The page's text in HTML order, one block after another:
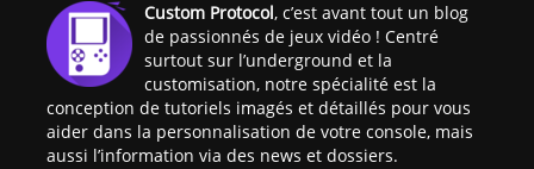
Custom Protocol, c’est avant tout un blog
de passionnés de jeux vidéo ! Centré
surtout sur l’underground et la
customisation, notre spécialité est la
conception de tutoriels imagés et détaillés pour vous
aider dans la personnalisation de votre console, mais
aussi l’information via des news et dossiers.